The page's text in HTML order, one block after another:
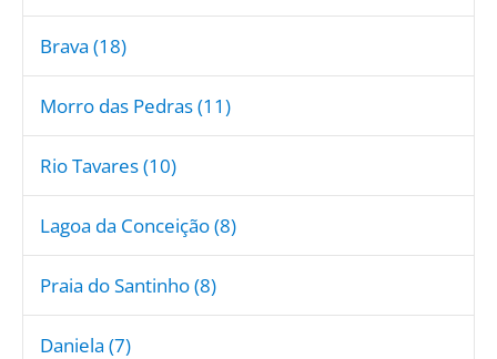
Brava (18)
Morro das Pedras (11)
Rio Tavares (10)
Lagoa da Conceição (8)
Praia do Santinho (8)
Daniela (7)